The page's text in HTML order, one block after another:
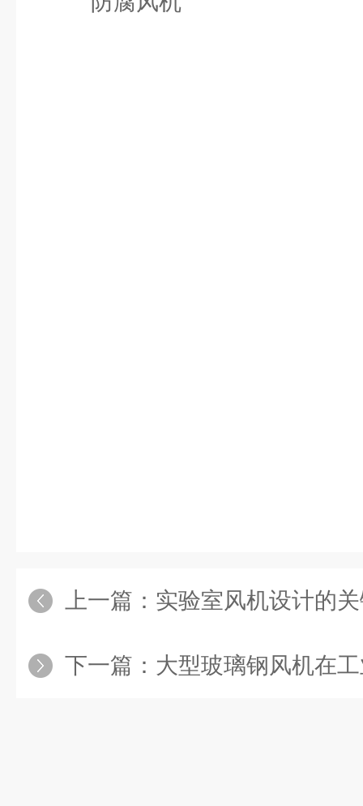
上一篇： 实验室风机设计的
下一篇： 大型玻璃钢风机在